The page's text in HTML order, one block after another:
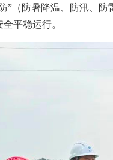
”（防暑降温、防汛、
平稳运行。